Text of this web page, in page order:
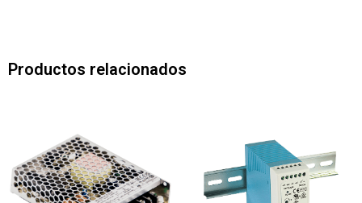
Productos relacionados